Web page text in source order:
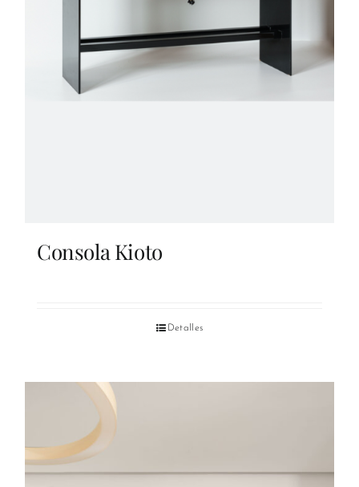
Consola Kioto
Detalles